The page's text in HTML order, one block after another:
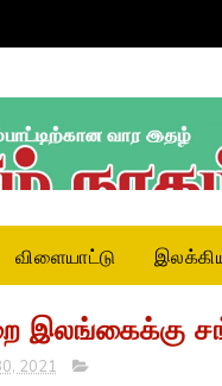
விளையாட்டு
இலங்கைக்கு
2021